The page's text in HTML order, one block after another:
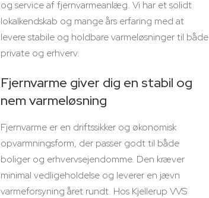
og service af fjernvarmeanlæg. Vi har et solidt
lokalkendskab og mange års erfaring med at
levere stabile og holdbare varmeløsninger til både
private og erhverv.
Fjernvarme giver dig en stabil og
nem varmeløsning
Fjernvarme er en driftssikker og økonomisk
opvarmningsform, der passer godt til både
boliger og erhvervsejendomme. Den kræver
minimal vedligeholdelse og leverer en jævn
varmeforsyning året rundt. Hos Kjellerup VVS